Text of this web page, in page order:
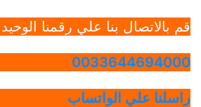
قم بالاتصال بنا علي رقمنا الوحيد
0033644694000
راسلنا علي الواتساب